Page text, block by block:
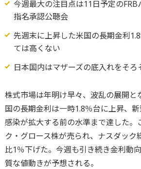
今週最大の注目点は11日予定の
指名承認公聴会
先週末に上昇した米国の長期金利
ては高くない
日本国内はマザーズの底入れをそろ
株式市場は年明け早々、波乱の展開と
国の長期金利は一時1.8％台に上昇、
感染が拡大する前の水準まで達した。
ク・グロース株が売られ、ナスダック
比1％下げた。今週も引き続き金利動
質な値動きが予想される。